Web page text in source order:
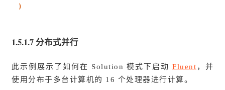
)
1.5.1.7 分布式并行
此示例展示了如何在 Solution 模式下启动 Fluent ，并
使用分布于多台计算机的 16 个处理器进行计算。